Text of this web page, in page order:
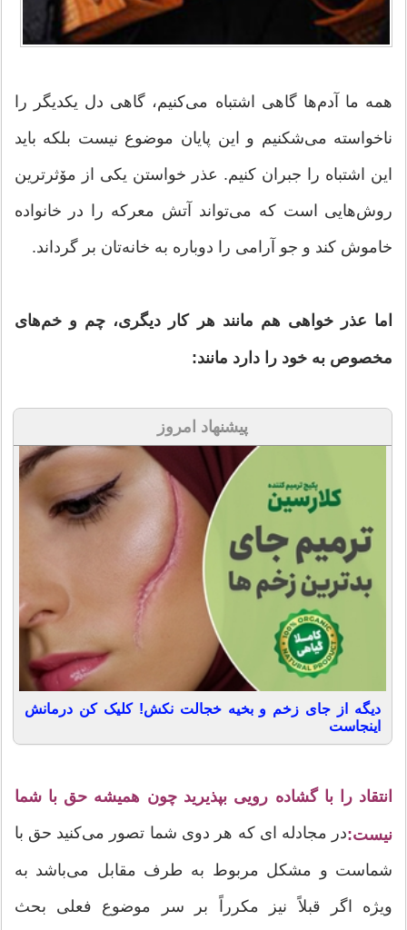
همه ما آدم‌ها گاهی اشتباه می‌کنیم، گاهی دل یکدیگر را
ناخواسته می‌شکنیم و این پایان موضوع نیست بلکه باید
این اشتباه را جبران کنیم. عذر خواستن یکی از مۆثرترین
روش‌هایی است که می‌تواند آتش معرکه را در خانواده
خاموش کند و جو آرامی را دوباره به خانه‌تان بر گرداند.
اما عذر خواهی هم مانند هر کار دیگری، چم و خم‌های
مخصوص به خود را دارد مانند:
پیشنهاد امروز
دیگه از جای زخم و بخیه خجالت نکش! کلیک کن درمانش
اینجاست
انتقاد را با گشاده رویی بپذیرید چون همیشه حق با شما
نیست:در مجادله ای که هر دوی شما تصور می‌کنید حق با
شماست و مشکل مربوط به طرف مقابل می‌باشد به
ویژه اگر قبلاً نیز مکرراً بر سر موضوع فعلی بحث